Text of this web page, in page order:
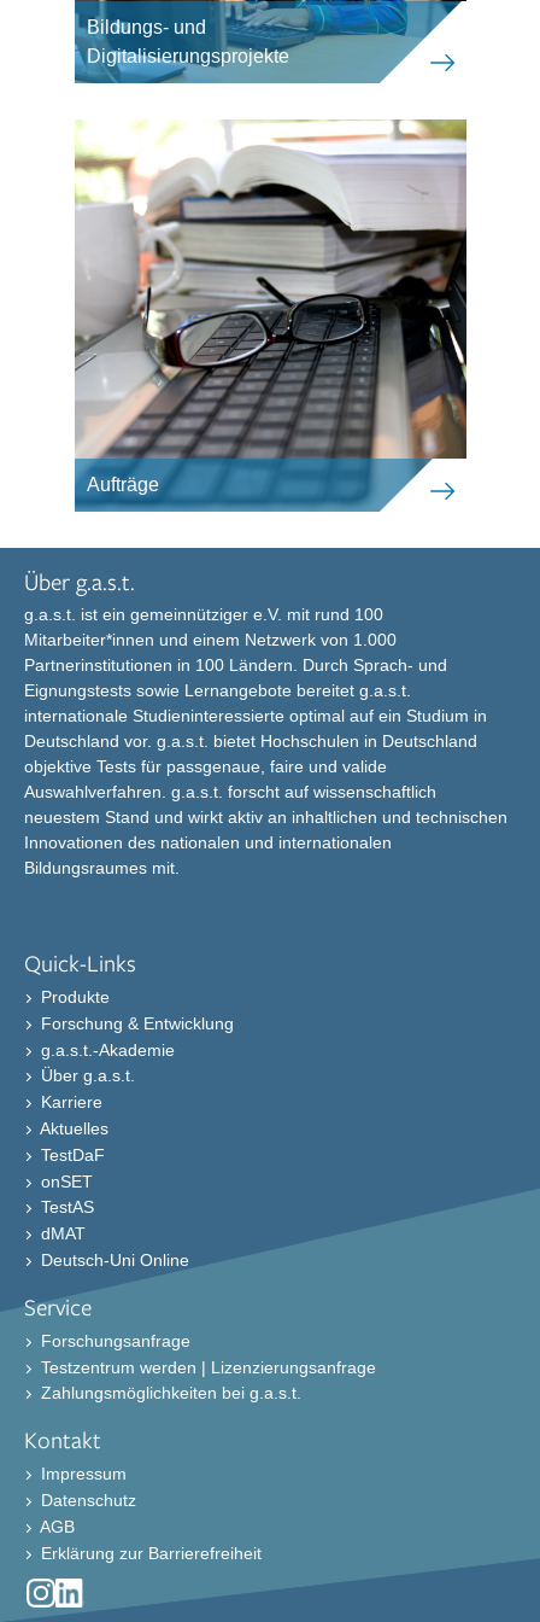
Bildungs- und
Digitalisierungsprojekte
Aufträge
Über g.a.s.t.
g.a.s.t. ist ein gemeinnütziger e.V. mit rund 100
Mitarbeiter*innen und einem Netzwerk von 1.000
Partnerinstitutionen in 100 Ländern. Durch Sprach- und
Eignungstests sowie Lernangebote bereitet g.a.s.t.
internationale Studieninteressierte optimal auf ein Studium in
Deutschland vor. g.a.s.t. bietet Hochschulen in Deutschland
objektive Tests für passgenaue, faire und valide
Auswahlverfahren. g.a.s.t. forscht auf wissenschaftlich
neuestem Stand und wirkt aktiv an inhaltlichen und technischen
Innovationen des nationalen und internationalen
Bildungsraumes mit.
Quick-Links
Produkte
Forschung & Entwicklung
g.a.s.t.-Akademie
Über g.a.s.t.
Karriere
Aktuelles
TestDaF
onSET
TestAS
dMAT
Deutsch-Uni Online
Service
Forschungsanfrage
Testzentrum werden | Lizenzierungsanfrage
Zahlungsmöglichkeiten bei g.a.s.t.
Kontakt
Impressum
Datenschutz
AGB
Erklärung zur Barrierefreiheit